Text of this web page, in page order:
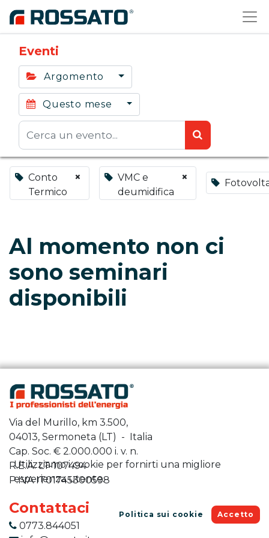
Eventi
Argomento
Questo mese
Conto
Termico
×
VMC e
deumidifica
×
Al momento non ci
sono seminari
disponibili
Via del Murillo, km 3.500,
04013, Sermoneta (LT) - Italia
Cap. Soc. € 2.000.000 i. v. n.
R.E.A. LT-107494
P.IVA IT01745300598
Contattaci
0773.844051
Utilizziamo i cookie per fornirti una migliore
esperienza utente.
Politica sui cookie Accetto